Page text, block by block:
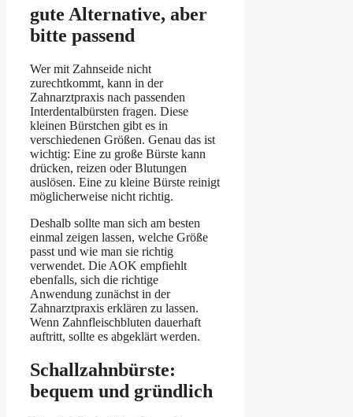
gute Alternative, aber
bitte passend
Wer mit Zahnseide nicht
zurechtkommt, kann in der
Zahnarztpraxis nach passenden
Interdentalbürsten fragen. Diese
kleinen Bürstchen gibt es in
verschiedenen Größen. Genau das ist
wichtig: Eine zu große Bürste kann
drücken, reizen oder Blutungen
auslösen. Eine zu kleine Bürste reinigt
möglicherweise nicht richtig.
Deshalb sollte man sich am besten
einmal zeigen lassen, welche Größe
passt und wie man sie richtig
verwendet. Die AOK empfiehlt
ebenfalls, sich die richtige
Anwendung zunächst in der
Zahnarztpraxis erklären zu lassen.
Wenn Zahnfleischbluten dauerhaft
auftritt, sollte es abgeklärt werden.
Schallzahnbürste:
bequem und gründlich